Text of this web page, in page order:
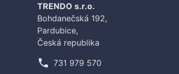
TRENDO s.r.o.
Bohdanečská 192,
Pardubice,
Česká republika
phone 731 979 570